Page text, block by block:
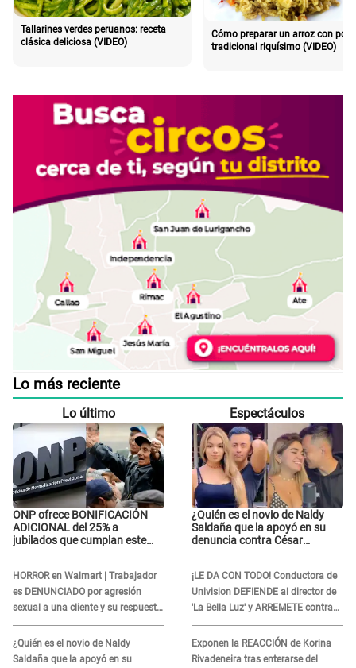
Tallarines verdes peruanos: receta
clásica deliciosa (VIDEO)
Cómo preparar un arroz con pollo
tradicional riquísimo (VIDEO)
Lo más reciente
Lo último
ONP ofrece BONIFICACIÓN
ADICIONAL del 25% a
jubilados que cumplan este
HORROR en Walmart | Trabajador
es DENUNCIADO por agresión
sexual a una cliente y su respuesta
INDIGNÓ A TODOS
¿Quién es el novio de Naldy
Saldaña que la apoyó en su
Espectáculos
¿Quién es el novio de Naldy
Saldaña que la apoyó en su
denuncia contra César
¡LE DA CON TODO! Conductora de
Univision DEFIENDE al director de
'La Bella Luz' y ARREMETE contra
Naldy Saldaña: “Muchas
amantes...”
Exponen la REACCIÓN de Korina
Rivadeneira tras enterarse del